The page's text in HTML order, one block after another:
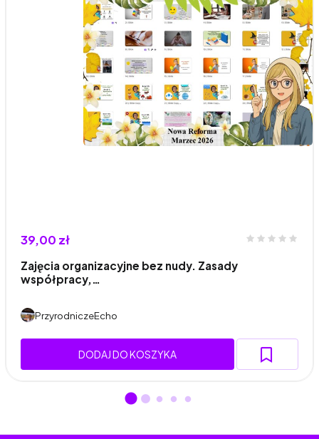
39,00 zł
Zajęcia organizacyjne bez nudy. Zasady
współpracy,…
PrzyrodniczeEcho
DODAJ DO KOSZYKA